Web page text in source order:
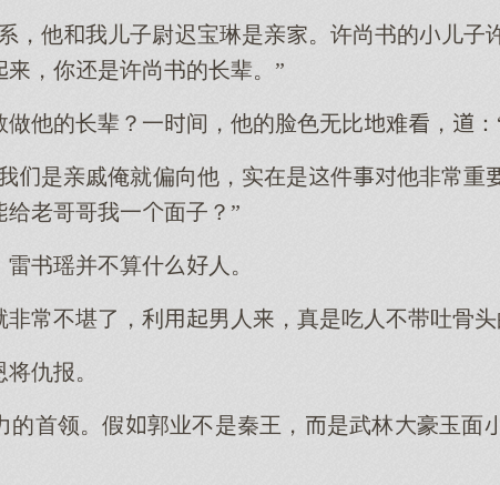
，他我儿子尉迟宝琳是亲。许尚书的儿子
你是许尚书的长辈。”
做他的长辈？一间，他的脸色无比难，
我是亲戚俺就偏向他，实在是件他非
老哥哥我一面子？”
雷书瑶并不算什人。
不堪了，利男人，真是吃人不带吐骨头
仇报。
的首领。假郭业不是秦王，是武林豪玉面